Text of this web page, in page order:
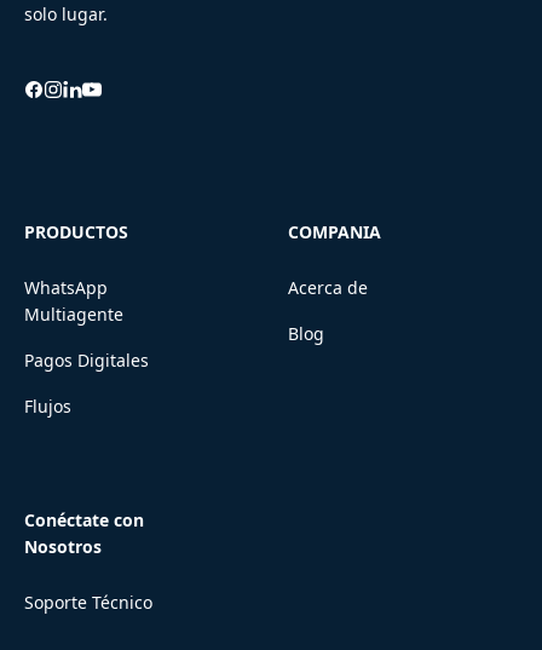
solo lugar.
PRODUCTOS
WhatsApp
Multiagente
Pagos Digitales
Flujos
COMPANIA
Acerca de
Blog
Conéctate con
Nosotros
Soporte Técnico